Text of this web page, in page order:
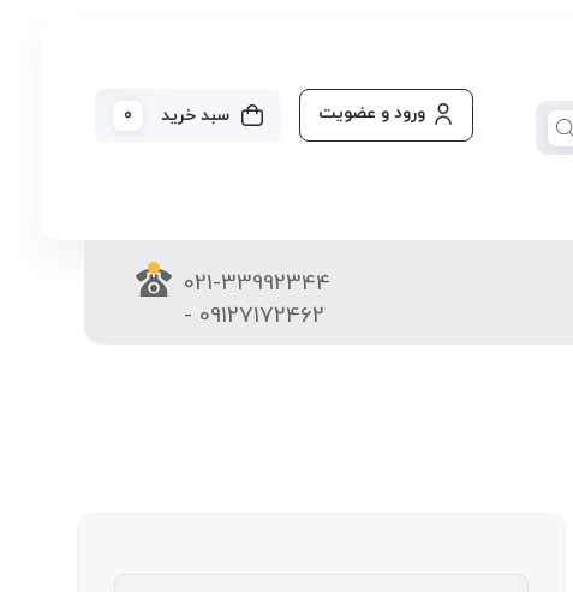
سبد خرید 0 ورود و عضویت
021-33992344
- 09127172462